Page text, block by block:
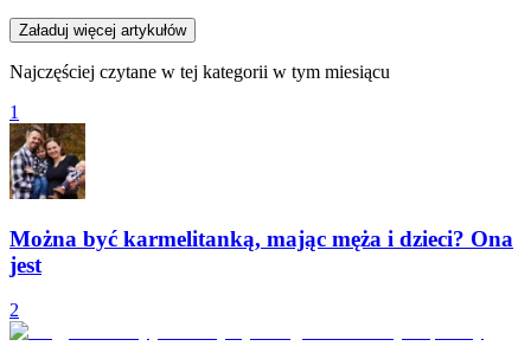
Załaduj więcej artykułów
Najczęściej czytane w tej kategorii w tym miesiącu
1
Można być karmelitanką, mając męża i dzieci? Ona
jest
2